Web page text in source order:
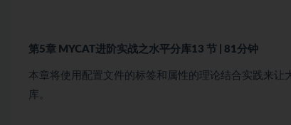
第5章 MYCAT进阶实战之水平分库13 节 | 81分钟
本章将使用配置文件的标签和属性的理论结合实践来
库。